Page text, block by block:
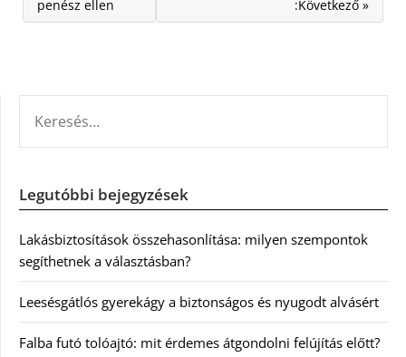
penész ellen
:Következő »
Legutóbbi bejegyzések
Lakásbiztosítások összehasonlítása: milyen szempontok
segíthetnek a választásban?
Leesésgátlós gyerekágy a biztonságos és nyugodt alvásért
Falba futó tolóajtó: mit érdemes átgondolni felújítás előtt?